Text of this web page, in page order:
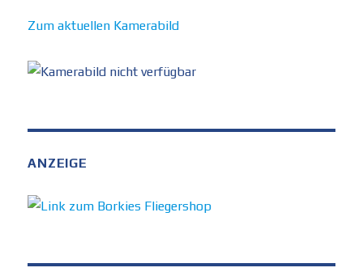
Zum aktuellen Kamerabild
ANZEIGE